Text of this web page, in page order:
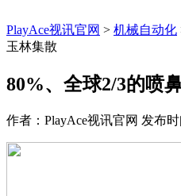
PlayAce视讯官网 > 机械自动化
玉林集散
80%、全球2/3的喷
作者：PlayAce视讯官网 发布时